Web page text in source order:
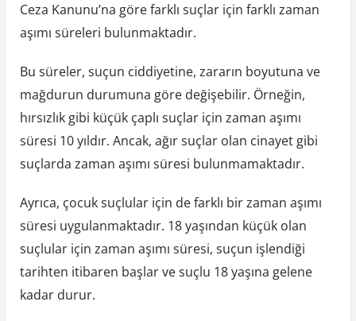
Ceza Kanunu’na göre farklı suçlar için farklı zaman
aşımı süreleri bulunmaktadır.
Bu süreler, suçun ciddiyetine, zararın boyutuna ve
mağdurun durumuna göre değişebilir. Örneğin,
hırsızlık gibi küçük çaplı suçlar için zaman aşımı
süresi 10 yıldır. Ancak, ağır suçlar olan cinayet gibi
suçlarda zaman aşımı süresi bulunmamaktadır.
Ayrıca, çocuk suçlular için de farklı bir zaman aşımı
süresi uygulanmaktadır. 18 yaşından küçük olan
suçlular için zaman aşımı süresi, suçun işlendiği
tarihten itibaren başlar ve suçlu 18 yaşına gelene
kadar durur.